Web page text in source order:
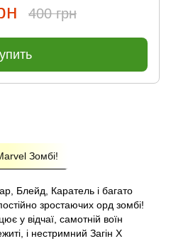
400 грн
Зомбі!
Блейд, Каратель і багато
зростаючих орд зомбі!
у відчаї, самотній воїн
і нестримний Загін Х